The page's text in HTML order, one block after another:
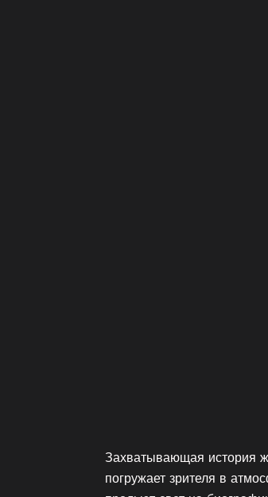
Захватывающая история
погружает зрителя в